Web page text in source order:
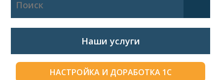
Наши услуги
НАСТРОЙКА И ДОРАБОТКА 1С